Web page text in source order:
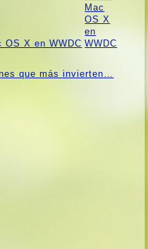
X en WWDC
que más invierten…